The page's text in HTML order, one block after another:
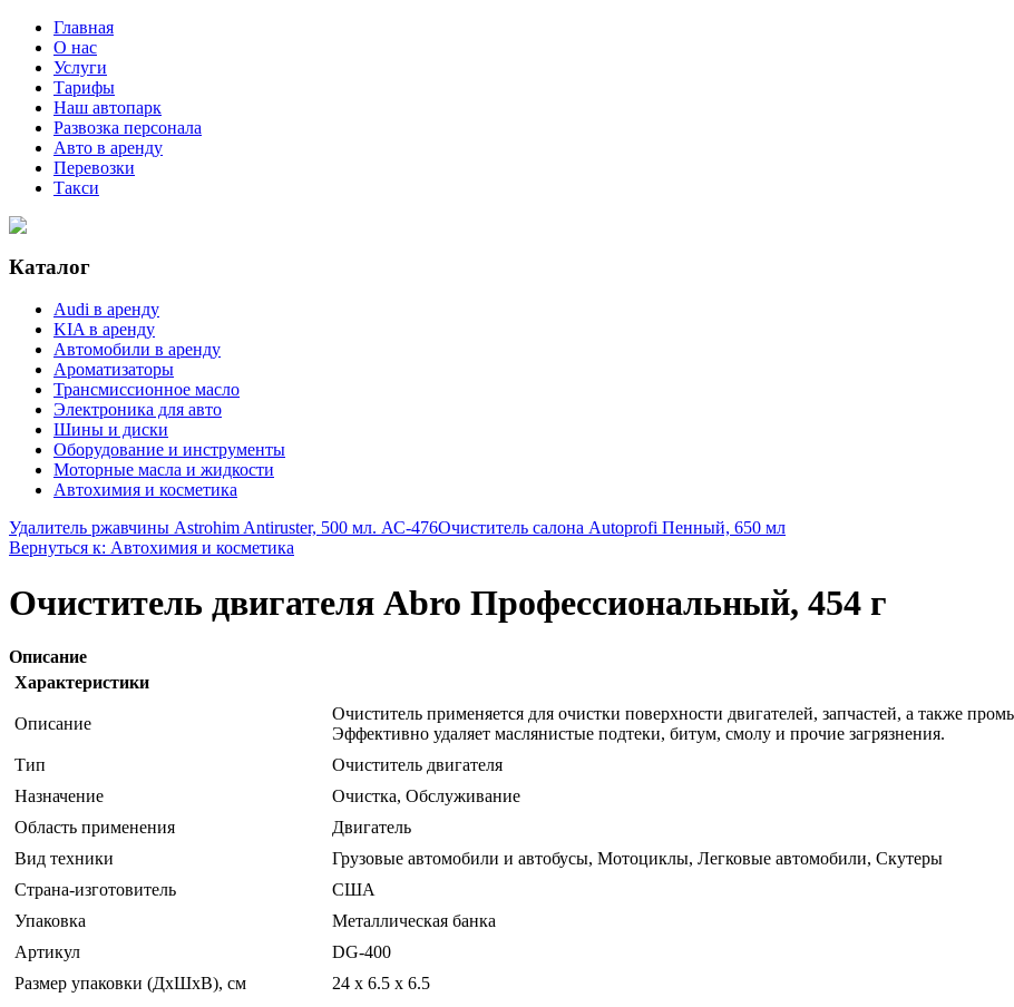
Главная
О нас
Услуги
Тарифы
Наш автопарк
Развозка персонала
Авто в аренду
Перевозки
Такси
Каталог
Audi в аренду
KIA в аренду
Автомобили в аренду
Ароматизаторы
Трансмиссионное масло
Электроника для авто
Шины и диски
Оборудование и инструменты
Моторные масла и жидкости
Автохимия и косметика
Удалитель ржавчины Astrohim Antiruster, 500 мл. АС-476Очиститель салона Autoprofi Пенный, 650 мл
Вернуться к: Автохимия и косметика
Очиститель двигателя Abro Профессиональный, 454 г
Описание
Характеристики
Описание
Очиститель применяется для очистки поверхности двигателей, запчастей, а также
Эффективно удаляет маслянистые подтеки, битум, смолу и прочие загрязнения.
Тип
Очиститель двигателя
Назначение
Очистка, Обслуживание
Область применения
Двигатель
Вид техники
Грузовые автомобили и автобусы, Мотоциклы, Легковые автомобили, Скутеры
Страна-изготовитель
США
Упаковка
Металлическая банка
Артикул
DG-400
Размер упаковки (ДхШхВ), см
24 x 6.5 x 6.5